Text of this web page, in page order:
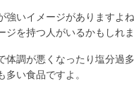
強いイメージがありますよ
ジを持つ人がいるかもしれま
体調が悪くなったり塩分過
い食品ですよ。